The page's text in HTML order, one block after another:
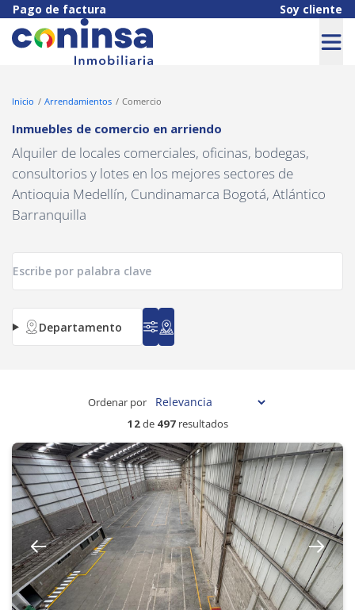
Pago de factura Soy cliente
Inicio Arrendamientos Comercio
Inmuebles de comercio en arriendo
Alquiler de locales comerciales, oficinas, bodegas,
consultorios y lotes en los mejores sectores de
Antioquia Medellín, Cundinamarca Bogotá, Atlántico
Barranquilla
Departamento
12de 497resultados
Ordenar por
Navigated to Inmuebles de comercio en arriendo